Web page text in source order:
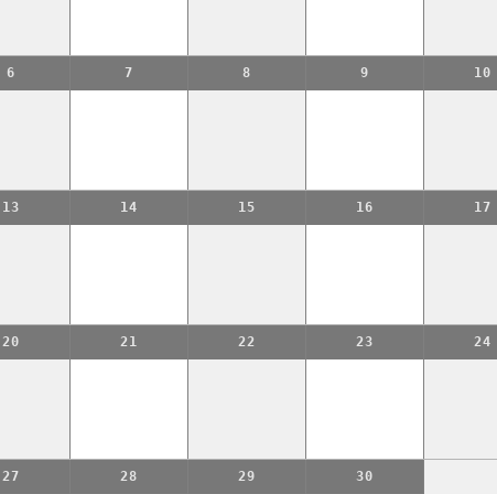
6 7 8 9 10
13 14 15 16 17
20 21 22 23 24
27 28 29 30